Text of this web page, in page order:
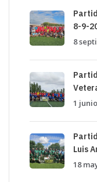
8-9-
8
1
Luis
18